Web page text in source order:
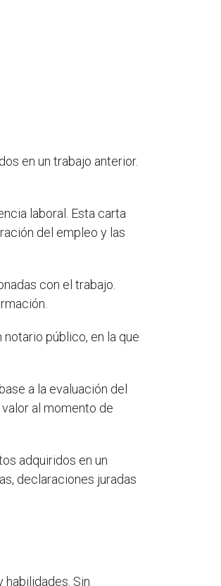
en un trabajo anterior.
laboral. Esta carta
del empleo y las
con el trabajo.
público, en la que
a la evaluación del
al momento de
adquiridos en un
declaraciones juradas
Sin